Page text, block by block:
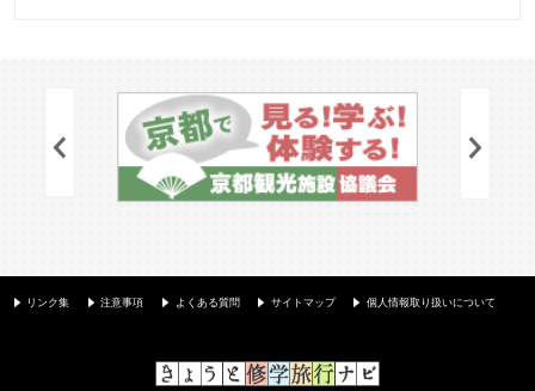
リンク集 注意事項 よくある質問 サイトマップ 個人情報取り扱いについて